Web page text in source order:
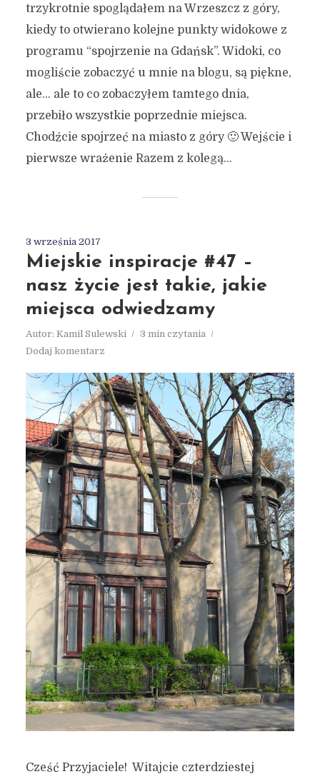
trzykrotnie spoglądałem na Wrzeszcz z góry,
kiedy to otwierano kolejne punkty widokowe z
programu “spojrzenie na Gdańsk”. Widoki, co
mogliście zobaczyć u mnie na blogu, są piękne,
ale… ale to co zobaczyłem tamtego dnia,
przebiło wszystkie poprzednie miejsca.
Chodźcie spojrzeć na miasto z góry 🙂 Wejście i
pierwsze wrażenie Razem z kolegą...
3 września 2017
Miejskie inspiracje #47 –
nasz życie jest takie, jakie
miejsca odwiedzamy
Autor: Kamil Sulewski
3 min czytania
Dodaj komentarz
Cześć Przyjaciele! Witajcie czterdziestej